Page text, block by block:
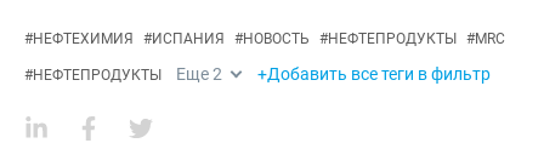
#НЕФТЕХИМИЯ #ИСПАНИЯ #НОВОСТЬ #НЕФТЕПРОДУКТЫ #MRC
#НЕФТЕПРОДУКТЫ Еще2 +Добавить все теги в фильтр